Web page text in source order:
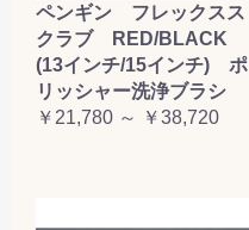
ペンギン フレックスス
クラブ RED/BLACK
(13インチ/15インチ) ポ
リッシャー洗浄ブラシ
￥21,780 ～ ￥38,720